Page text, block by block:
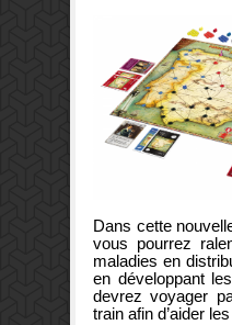
Dans cette
vous pourrez
maladies en
en développant
devrez voyager
train afin d’aider